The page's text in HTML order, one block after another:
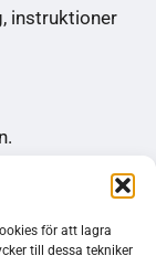
för att lagra
till dessa tekniker
instruktioner
mellan 40
som är en